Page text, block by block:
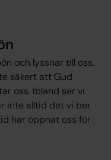
och lyssnar till oss.
säkert att Gud
oss. Ibland ser vi
inte alltid det vi ber
har öppnat oss för